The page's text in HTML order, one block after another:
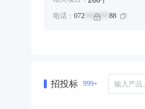
电话： 072 ******* 88
招投标 999+